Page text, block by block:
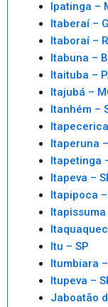
Ipatinga –
Itaberaí –
Itaboraí –
Itabuna –
Itaituba –
Itajubá –
Itanhém –
Itaperuna
Itapetinga
Itapeva –
Itapipoca –
Itapissuma
Itu – SP
Itumbiara
Itupeva –
Jaboatão